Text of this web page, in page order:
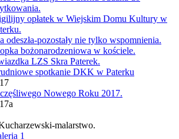
opłatek w Wiejskim Domu Kultury w
odeszła-pozostały nie tylko wspomnienia.
bożonarodzeniowa w kościele.
LZS Skra Paterek.
spotkanie DKK w Paterku
Nowego Roku 2017.
malarstwo.
1